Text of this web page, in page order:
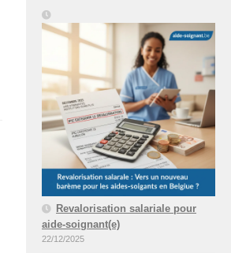
Revalorisation salariale pour
aide-soignant(e)
22/12/2025